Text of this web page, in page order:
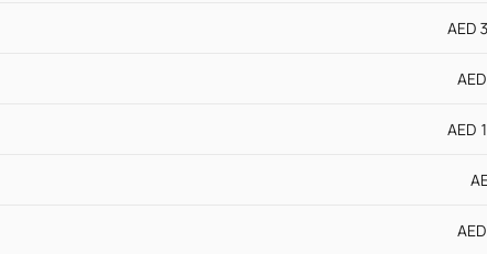
AED
AED